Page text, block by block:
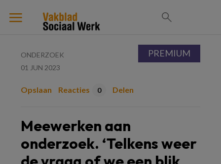
ONDERZOEK
01 JUN 2023
Opslaan Reacties 0 Delen
Meewerken aan
onderzoek. ‘Telkens weer
PREMIUM